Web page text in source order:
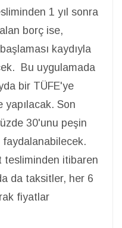
1 yıl sonra
borç ise,
kaydıyla
Bu uygulamada
bir TÜFE'ye
Son
30'unu peşin
tesliminden itibaren
da taksitler, her 6
fiyatlar